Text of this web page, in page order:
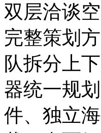
双层洽谈
完整策划
队拆分上
器统一规
件、独立